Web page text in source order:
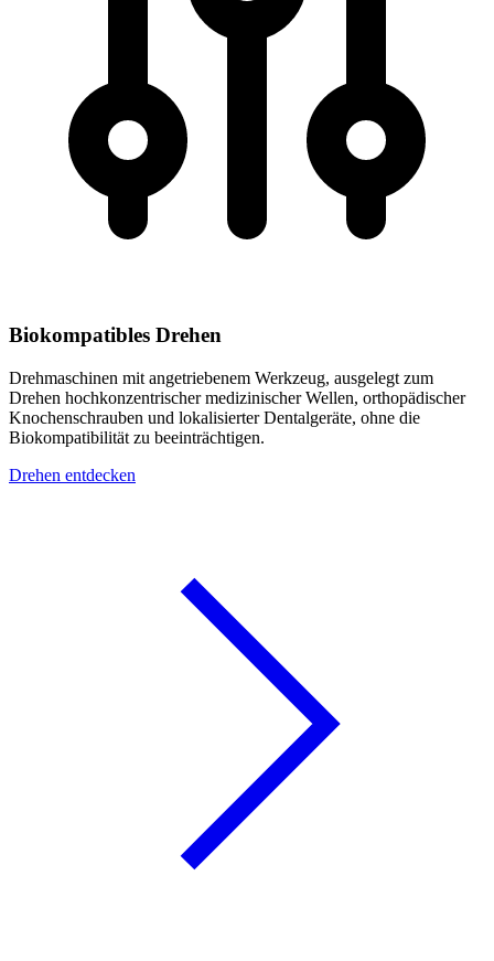
Biokompatibles Drehen
Drehmaschinen mit angetriebenem Werkzeug, ausgelegt zum
Drehen hochkonzentrischer medizinischer Wellen, orthopädischer
Knochenschrauben und lokalisierter Dentalgeräte, ohne die
Biokompatibilität zu beeinträchtigen.
Drehen entdecken